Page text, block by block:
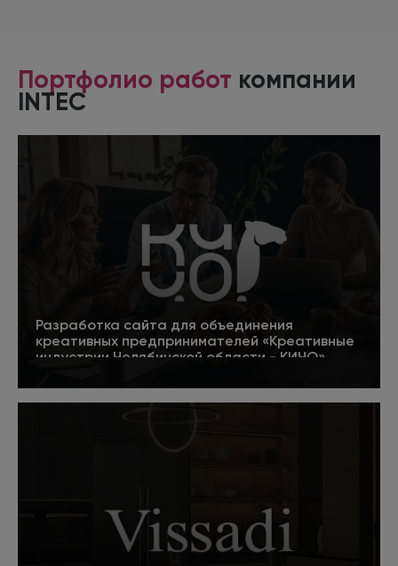
Портфолио работ компании
INTEC
Разработка сайта для объединения
креативных предпринимателей «Креативные
индустрии Челябинской области - КИЧО»
Подробнее 5